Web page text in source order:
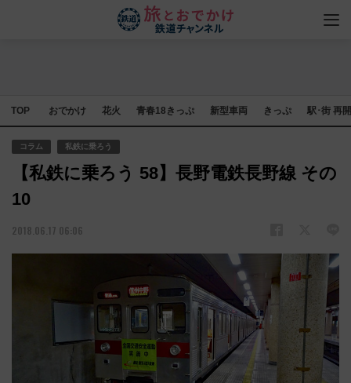
TOP おでかけ 花火 青春18きっぷ 新型車両 きっぷ 駅･街 再
コラム 私鉄に乗ろう
【私鉄に乗ろう 58】長野電鉄長野線 その
10
2018.06.17 06:06